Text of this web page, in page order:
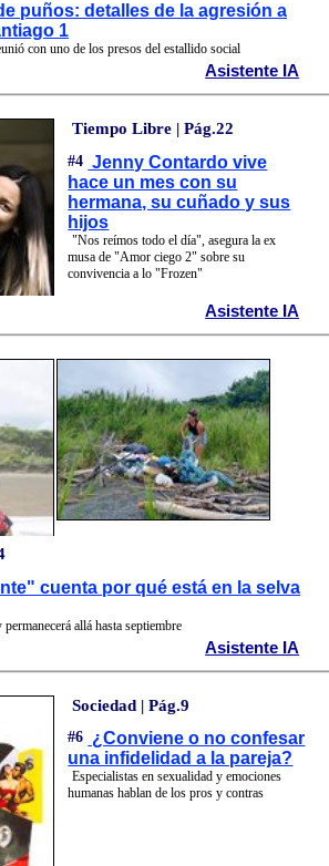
puños: detalles de la agresión a
1
con uno de los presos del estallido social
Asistente IA
Tiempo Libre | Pág.22
#4 Jenny Contardo vive
hace un mes con su
hermana, su cuñado y sus
hijos
"Nos reímos todo el día", asegura la ex
musa de "Amor ciego 2" sobre su
convivencia a lo "Frozen"
Asistente IA
cuenta por qué está en la selva
allá hasta septiembre
Asistente IA
Sociedad | Pág.9
#6 ¿Conviene o no confesar
una infidelidad a la pareja?
Especialistas en sexualidad y emociones
humanas hablan de los pros y contras